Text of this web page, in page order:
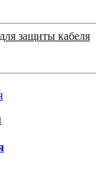
защиты кабеля